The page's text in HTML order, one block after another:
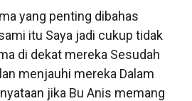
yang penting dibahas
itu Saya jadi cukup tidak
di dekat mereka Sesudah
menjauhi mereka Dalam
jika Bu Anis memang